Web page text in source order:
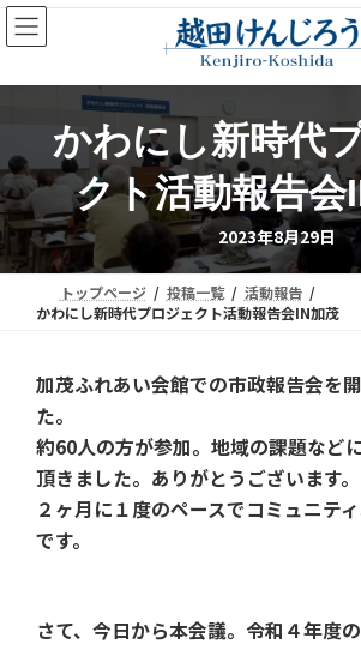
コ
ン
へ
ス
キ
ッ
プ
ナ
ビ
ョ
ン
に
移
動
かわにし新時代
クト活動報告会
2023年8月29日
トップページ 投稿一覧
活動報告
かわにし新時代プロジェクト活動報告会IN加茂
加茂ふれあい会館での市政報告会を
た。
約60人の方が参加。地域の課題など
頂きました。ありがとうございます。
２ヶ月に１度のペースでコミュニテ
です。
さて、今日から本会議。令和４年度